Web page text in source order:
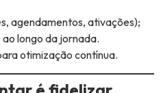
agendamentos, ativações);
longo da jornada.
otimização contínua.